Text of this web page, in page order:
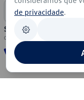
Segurança
de privacidade.